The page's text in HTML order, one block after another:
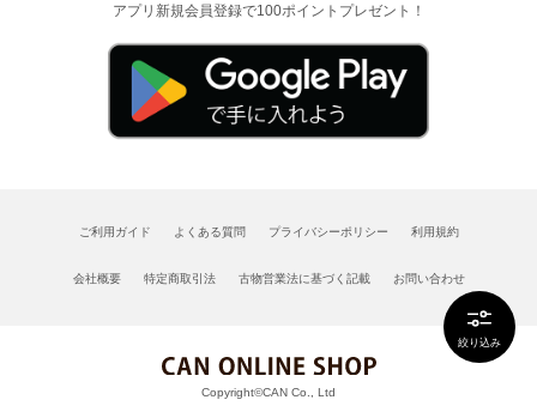
絞り込み
アプリ新規会員登録で100ポイントプレゼント！
ご利用ガイド よくある質問 プライバシーポリシー 利用規約
会社概要 特定商取引法 古物営業法に基づく記載 お問い合わせ
Copyright©CAN Co., Ltd